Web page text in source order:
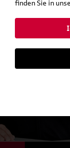
finden Sie in